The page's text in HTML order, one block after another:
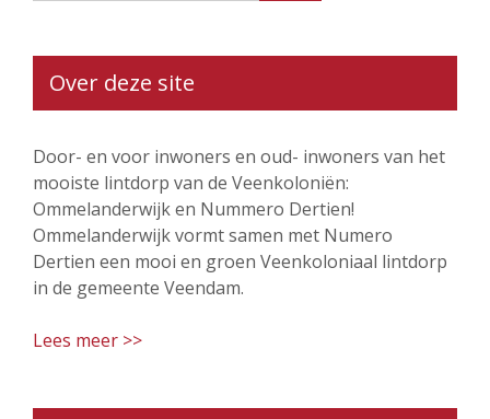
Over deze site
Door- en voor inwoners en oud- inwoners van het
mooiste lintdorp van de Veenkoloniën:
Ommelanderwijk en Nummero Dertien!
Ommelanderwijk vormt samen met Numero
Dertien een mooi en groen Veenkoloniaal lintdorp
in de gemeente Veendam.
Lees meer >>